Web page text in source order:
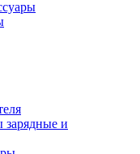
зарядные и